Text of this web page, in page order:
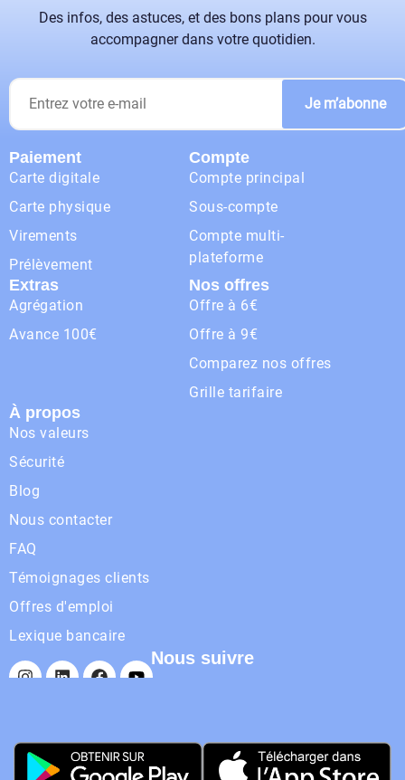
Des infos, des astuces, et des bons plans pour vous
accompagner dans votre quotidien.
Je m’abonne
Paiement
Carte digitale
Carte physique
Virements
Prélèvement
Compte
Compte principal
Sous-compte
Compte multi-
plateforme
Extras
Agrégation
Avance 100€
Nos offres
Offre à 6€
Offre à 9€
Comparez nos offres
Grille tarifaire
À propos
Nos valeurs
Sécurité
Blog
Nous contacter
FAQ
Témoignages clients
Offres d'emploi
Lexique bancaire
Nous suivre